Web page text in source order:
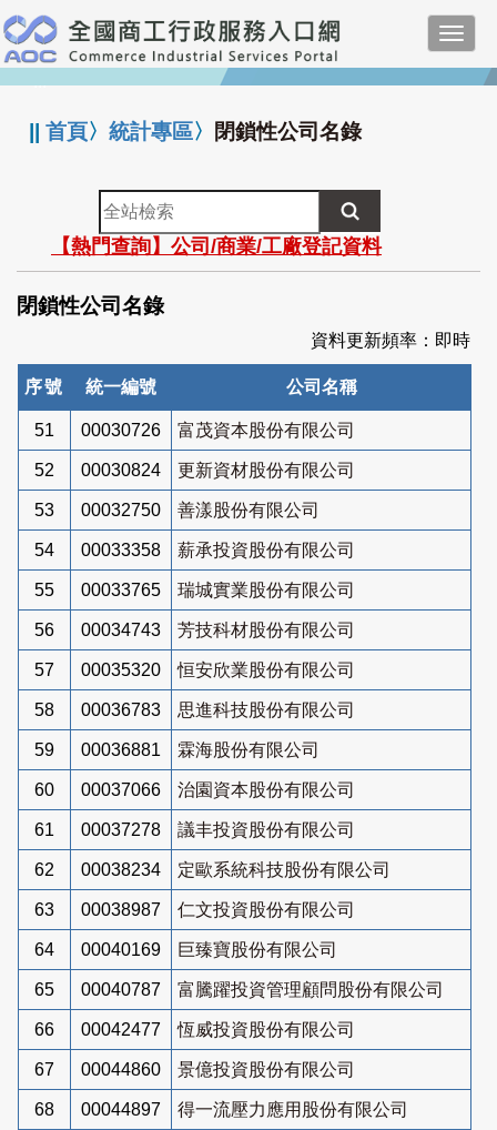
跳
到
主
要
:::
||首頁〉統計專區〉 閉鎖性公司名錄
全
站
檢
索
【熱門查詢】公司/商業/工廠登記資料
閉鎖性公司名錄
資料更新頻率：即時
序號 統一編號 公司名稱
51 00030726 富茂資本股份有限公司
52 00030824 更新資材股份有限公司
53 00032750 善漾股份有限公司
54 00033358 薪承投資股份有限公司
55 00033765 瑞城實業股份有限公司
56 00034743 芳技科材股份有限公司
57 00035320 恒安欣業股份有限公司
58 00036783 思進科技股份有限公司
59 00036881 霖海股份有限公司
60 00037066 治園資本股份有限公司
61 00037278 議丰投資股份有限公司
62 00038234 定歐系統科技股份有限公司
63 00038987 仁文投資股份有限公司
64 00040169 巨臻寶股份有限公司
65 00040787 富騰躍投資管理顧問股份有限公司
66 00042477 恆威投資股份有限公司
67 00044860 景億投資股份有限公司
68 00044897 得一流壓力應用股份有限公司